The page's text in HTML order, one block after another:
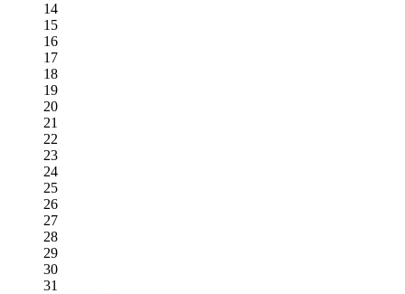
14
15
16
17
18
19
20
21
22
23
24
25
26
27
28
29
30
31